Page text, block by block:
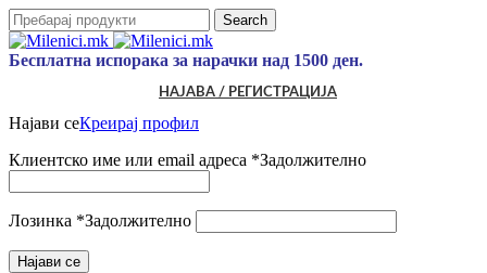
Search
Бесплатна испорака за нарачки над 1500 ден.
НАЈАВА / РЕГИСТРАЦИЈА
Најави сеКреирај профил
Клиентско име или email адреса *Задолжително
Лозинка *Задолжително
Најави се